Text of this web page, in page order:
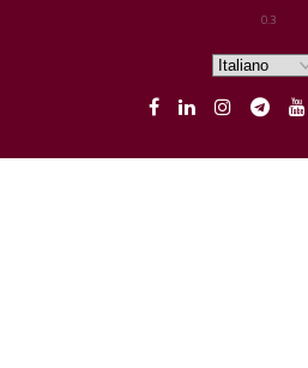
0.3